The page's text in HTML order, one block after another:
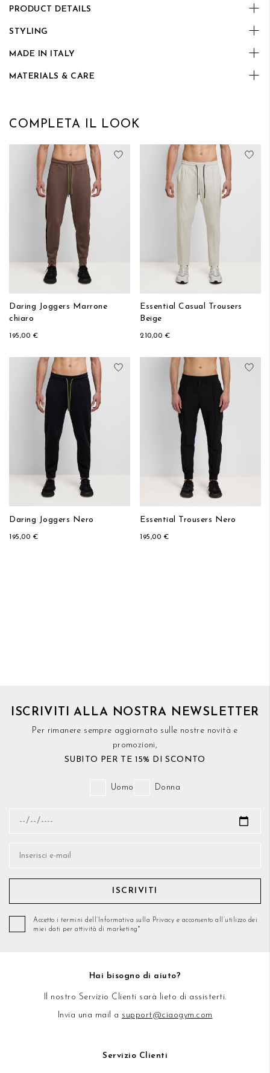
PRODUCT DETAILS
STYLING
MADE IN ITALY
MATERIALS & CARE
COMPLETA IL LOOK
Aggiungi alla lista desideri
Daring Joggers Marrone
chiaro
195,00 €
Essential Casual Trousers
Beige
210,00 €
Aggiungi alla lista desideri
Daring Joggers Nero
195,00 €
Essential Trousers Nero
195,00 €
ISCRIVITI ALLA NOSTRA NEWSLETTER
Per rimanere sempre aggiornato sulle nostre novità e
promozioni,
SUBITO PER TE 15% DI SCONTO
Uomo Donna
ISCRIVITI
Accetto i termini dell’Informativa sulla Privacy e acconsento all’utilizzo dei
miei dati per attività di marketing*
Hai bisogno di aiuto?
Il nostro Servizio Clienti sarà lieto di assisterti.
Invia una mail a support@ciaogym.com
Servizio Clienti